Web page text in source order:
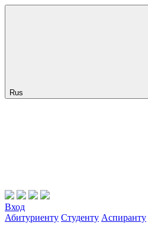
Rus
Вход
Абитуриенту Студенту Аспиранту